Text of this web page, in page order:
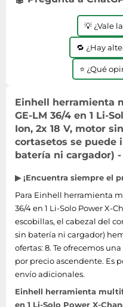
💡 ¿Vale
🔁 ¿Hay
⭐ ¿Qué
Einhell herramienta
GE-LM 36/4 en 1 Li-
Ion, 2x 18 V, motor
cortasetos se puede
batería ni cargador)
▶ ¡Encuentra siempre el
Para Einhell herramienta
36/4 en 1 Li-Solo Power X-
escobillas, el cabezal del
sin batería ni cargador)
ofertas: 8. Te ofrecemos
por precio ascendente. Es
envío adicionales.
Einhell herramienta
en 1 Li-Solo Power X-